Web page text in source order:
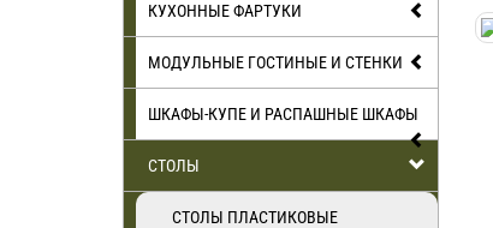
КУХОННЫЕ ФАРТУКИ
МОДУЛЬНЫЕ ГОСТИНЫЕ И СТЕНКИ
ШКАФЫ-КУПЕ И РАСПАШНЫЕ ШКАФЫ
СТОЛЫ
СТОЛЫ ПЛАСТИКОВЫЕ